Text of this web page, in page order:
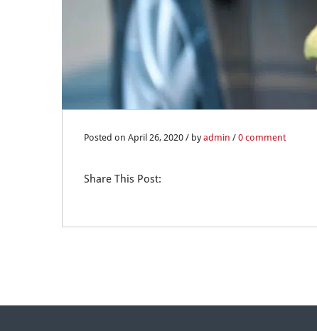
Posted on April 26, 2020 / byadmin / 0 comment
Share This Post: